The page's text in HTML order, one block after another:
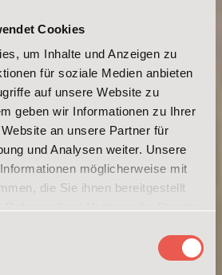
Cookies
um Inhalte und Anzeigen zu
für soziale Medien anbieten
auf unsere Website zu
geben wir Informationen zu Ihrer
an unsere Partner für
und Analysen weiter. Unsere
möglicherweise mit
die Sie ihnen bereitgestellt
Impressum